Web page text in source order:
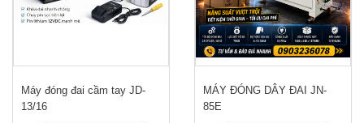
Máy đóng đai cầm tay JD-
13/16
MÁY ĐÓNG DÂY ĐAI JN-
85E